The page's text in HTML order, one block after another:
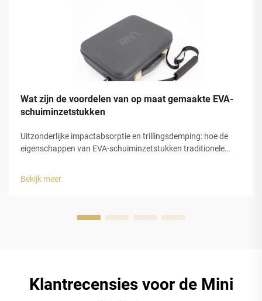
Wat zijn de voordelen van op maat gemaakte EVA-
schuiminzetstukken
Uitzonderlijke impactabsorptie en trillingsdemping: hoe de
eigenschappen van EVA-schuiminzetstukken traditionele
bieden betere bescherming tegen schokken omdat ze energie
Bekijk meer
Klantrecensies voor de Mini